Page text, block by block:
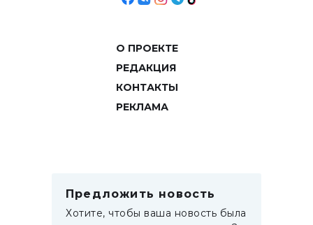
О ПРОЕКТЕ
РЕДАКЦИЯ
КОНТАКТЫ
РЕКЛАМА
Предложить новость
Хотите, чтобы ваша новость была